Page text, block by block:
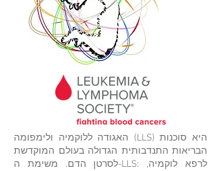
האגודה ללוקמיה ולימפומה (LLS) היא סוכנות
הבריאות התנדבותית הגדולה בעולם המוקדשת
לסרטן הדם. משימת ה-LLS: לרפא לוקמיה,